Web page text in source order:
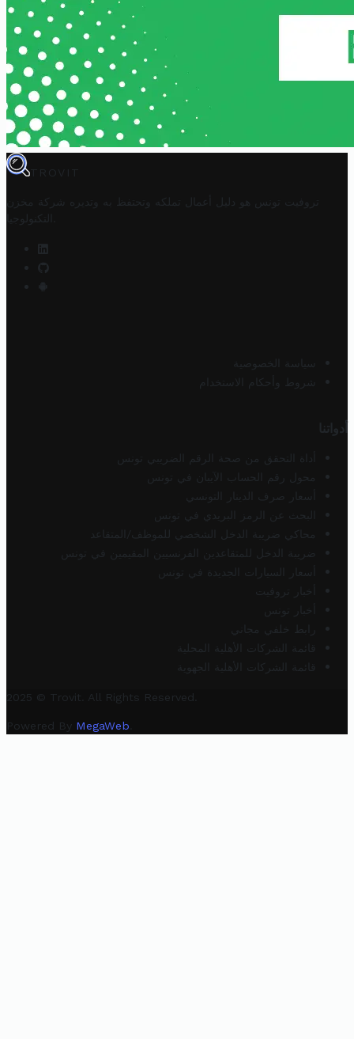
TROVIT
تروفيت تونس هو دليل أعمال تملكه وتحتفظ به وتديره
شركة مخزن
التكنولوجيا
سياسة الخصوصية
شروط وأحكام الاستخدام
أدواتنا
أداة التحقق من صحة الرقم الضريبي تونس
محول رقم الحساب الآيبان في تونس
أسعار صرف الدينار التونسي
البحث عن الرمز البريدي في تونس
محاكي ضريبة الدخل الشخصي للموظف/المتقاعد
ضريبة الدخل للمتقاعدين الفرنسيين المقيمين في تونس
أسعار السيارات الجديدة في تونس
أخبار تروفيت
أخبار تونس
رابط خلفي مجاني
قائمة الشركات الأهلية المحلية
قائمة الشركات الأهلية الجهوية
2025 © Trovit. All Rights Reserved.
Powered By MegaWeb